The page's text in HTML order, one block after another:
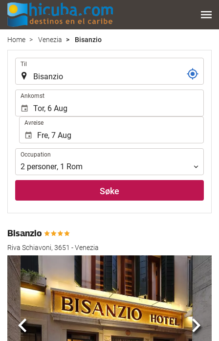
Home Venezia Bisanzio
Til
Ankomst
Avreise
Occupation
Occupation
2 personer, 1 Rom
Søke
Bisanzio
Riva Schiavoni, 3651 - Venezia
Forrige